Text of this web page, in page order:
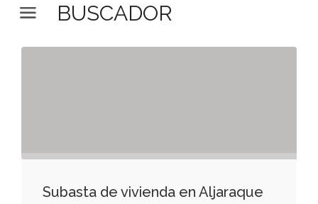
BUSCADOR
Subasta de vivienda en Aljaraque